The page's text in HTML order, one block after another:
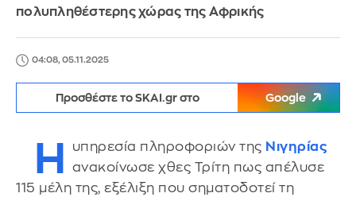
πολυπληθέστερης χώρας της Αφρικής
04:08, 05.11.2025
Προσθέστε το SKAI.gr στο Google
Η υπηρεσία πληροφοριών της Νιγηρίας
ανακοίνωσε χθες Τρίτη πως απέλυσε
115 μέλη της, εξέλιξη που σηματοδοτεί τη